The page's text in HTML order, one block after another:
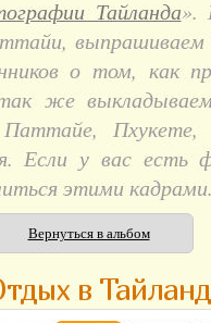
Тайланда».
выпрашиваем
о том, как
же
Если у вас есть
этими
Вернуться в альбом
в